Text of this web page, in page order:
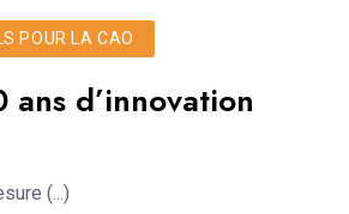
POUR LA CAO
ans d’innovation
(...)